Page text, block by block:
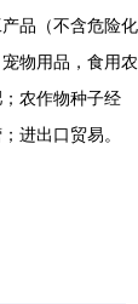
品（不含危险化
物用品，食用农
农作物种子经
进出口贸易。